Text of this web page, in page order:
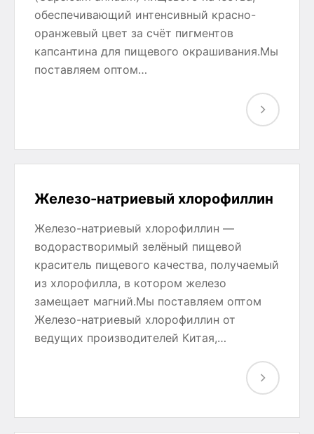
обеспечивающий интенсивный красно-
оранжевый цвет за счёт пигментов
капсантина для пищевого окрашивания.Мы
поставляем оптом…
Железо-натриевый хлорофиллин
Железо-натриевый хлорофиллин —
водорастворимый зелёный пищевой
краситель пищевого качества, получаемый
из хлорофилла, в котором железо
замещает магний.Мы поставляем оптом
Железо-натриевый хлорофиллин от
ведущих производителей Китая,…